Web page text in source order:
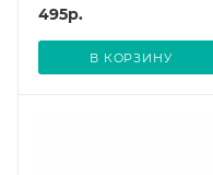
495р.
В КОРЗИНУ